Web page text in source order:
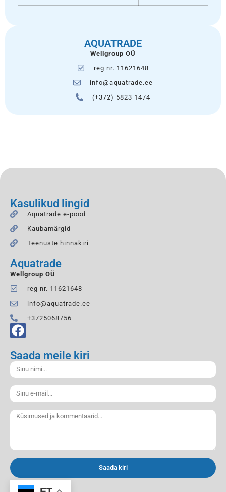
AQUATRADE
Wellgroup OÜ
reg nr. 11621648
info@aquatrade.ee
(+372) 5823 1474
Kasulikud lingid
Aquatrade e-pood
Kaubamärgid
Teenuste hinnakiri
Aquatrade
Wellgroup OÜ
reg nr. 11621648
info@aquatrade.ee
+3725068756
Saada meile kiri
Saada kiri